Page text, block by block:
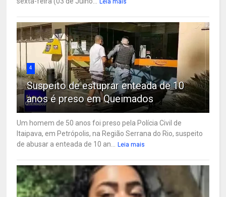
Leia mais
4
Suspeito de estuprar enteada de 10
anos é preso em Queimados
Um homem de 50 anos foi preso pela Polícia Civil de
Itaipava, em Petrópolis, na Região Serrana do Rio, suspeito
de abusar a enteada de 10 an...
Leia mais